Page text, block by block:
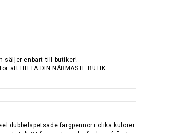
säljer enbart till butiker!
att HITTA DIN NÄRMASTE BUTIK.
dubbelspetsade färgpennor i olika kulörer.